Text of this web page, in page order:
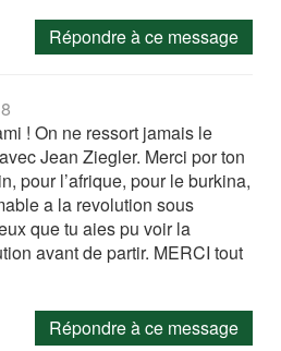
Répondre à ce message
! On ne ressort jamais le
Jean Ziegler. Merci por ton
pour l’afrique, pour le burkina,
a la revolution sous
que tu aies pu voir la
avant de partir. MERCI tout
Répondre à ce message